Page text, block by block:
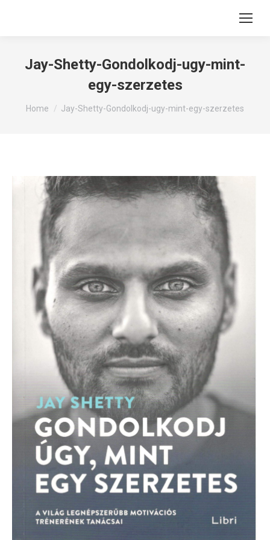
Jay-Shetty-Gondolkodj-ugy-mint-
egy-szerzetes
You are here:
Home Jay-Shetty-Gondolkodj-ugy-mint-egy-szerzetes